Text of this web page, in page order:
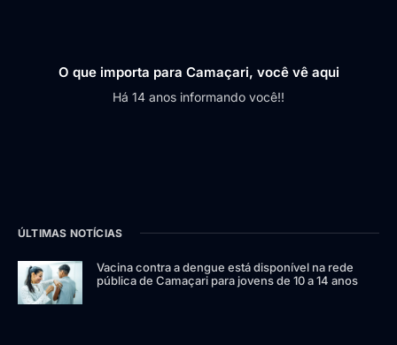
O que importa para Camaçari, você vê aqui
Há 14 anos informando você!!
ÚLTIMAS NOTÍCIAS
Vacina contra a dengue está disponível na rede
pública de Camaçari para jovens de 10 a 14 anos